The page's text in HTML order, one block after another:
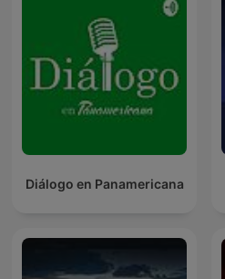
Diálogo en Panamericana